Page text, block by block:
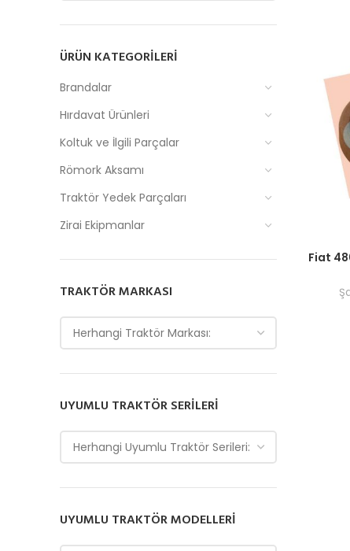
ÜRÜN KATEGORILERI
Brandalar
Hırdavat Ürünleri
Koltuk ve İlgili Parçalar
Römork Aksamı
Traktör Yedek Parçaları
Zirai Ekipmanlar
TRAKTÖR MARKASI
Herhangi Traktör Markası:
UYUMLU TRAKTÖR SERILERI
Herhangi Uyumlu Traktör Serileri:
UYUMLU TRAKTÖR MODELLERI
Fiat